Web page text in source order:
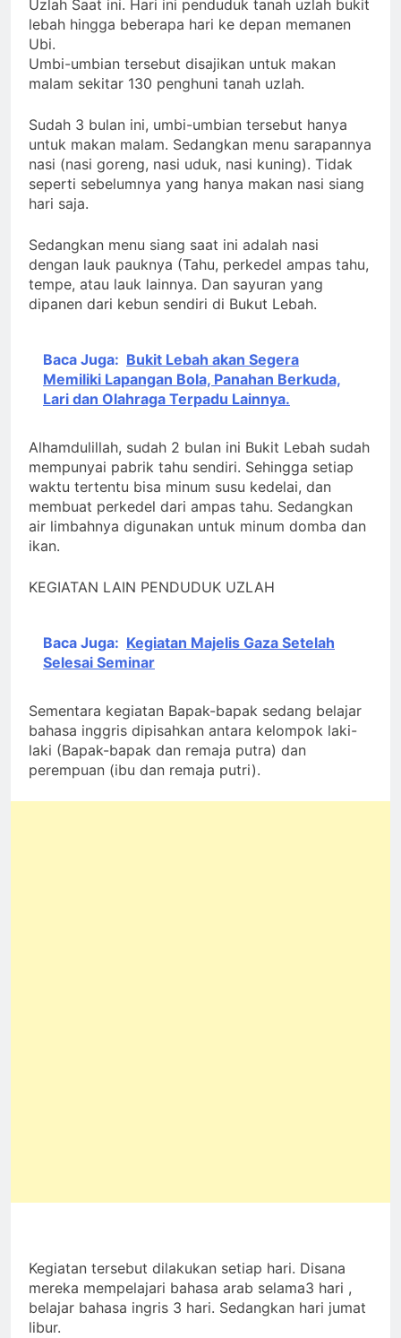
Allah ﷻ: Isyarat
Penegasan Al Mahdi
Adalah Muhammad
Qasim
3 Hari Ago
Isyarat Dilarang
kepada Selain Allah
ﷻ
4 Hari Ago
Ada Batas Waktu
Uzlah : “ Panggilan
Pulang ke Tanah
Uzlah Sebelum Pukul
Sepuluh.”
4 Hari Ago
Pergantian
Kepemimpinan
Nusantara: Prabowo
Piningit Tampil di
Panggung Sejarah
4 Hari Ago
Uzlah Saat ini. Hari ini penduduk tanah uzlah bukit
lebah hingga beberapa hari ke depan memanen
Ubi.
Umbi-umbian tersebut disajikan untuk makan
malam sekitar 130 penghuni tanah uzlah.
Sudah 3 bulan ini, umbi-umbian tersebut hanya
untuk makan malam. Sedangkan menu sarapannya
nasi (nasi goreng, nasi uduk, nasi kuning). Tidak
seperti sebelumnya yang hanya makan nasi siang
hari saja.
Sedangkan menu siang saat ini adalah nasi
dengan lauk pauknya (Tahu, perkedel ampas tahu,
tempe, atau lauk lainnya. Dan sayuran yang
dipanen dari kebun sendiri di Bukut Lebah.
Baca Juga: Bukit Lebah akan Segera
Memiliki Lapangan Bola, Panahan Berkuda,
Lari dan Olahraga Terpadu Lainnya.
Alhamdulillah, sudah 2 bulan ini Bukit Lebah sudah
mempunyai pabrik tahu sendiri. Sehingga setiap
waktu tertentu bisa minum susu kedelai, dan
membuat perkedel dari ampas tahu. Sedangkan
air limbahnya digunakan untuk minum domba dan
ikan.
KEGIATAN LAIN PENDUDUK UZLAH
Baca Juga: Kegiatan Majelis Gaza Setelah
Selesai Seminar
Sementara kegiatan Bapak-bapak sedang belajar
bahasa inggris dipisahkan antara kelompok laki-
laki (Bapak-bapak dan remaja putra) dan
perempuan (ibu dan remaja putri).
Kegiatan tersebut dilakukan setiap hari. Disana
mereka mempelajari bahasa arab selama3 hari ,
belajar bahasa ingris 3 hari. Sedangkan hari jumat
libur.